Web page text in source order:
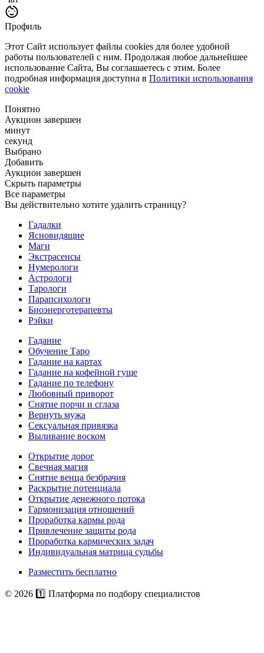
Профиль
Этот Сайт использует файлы cookies для более удобной
работы пользователей с ним. Продолжая любое дальнейшее
использование Сайта, Вы соглашаетесь с этим. Более
подробная информация доступна в Политики использования
cookie
Понятно
Аукцион завершен
минут
секунд
Выбрано
Добавить
Аукцион завершен
Скрыть параметры
Все параметры
Вы действительно хотите удалить страницу?
Гадалки
Ясновидящие
Маги
Экстрасенсы
Нумерологи
Астрологи
Тарологи
Парапсихологи
Биоэнерготерапевты
Рэйки
Гадание
Обучение Таро
Гадание на картах
Гадание на кофейной гуще
Гадание по телефону
Любовный приворот
Снятие порчи и сглаза
Вернуть мужа
Сексуальная привязка
Выливание воском
Открытие дорог
Свечная магия
Снятие венца безбрачия
Раскрытие потенциала
Открытие денежного потока
Гармонизация отношений
Проработка кармы рода
Привлечение защиты рода
Проработка кармических задач
Индивидуальная матрица судьбы
Разместить бесплатно
© 2026 1️⃣ Платформа по подбору специалистов